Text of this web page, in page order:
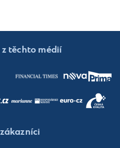
těchto médií